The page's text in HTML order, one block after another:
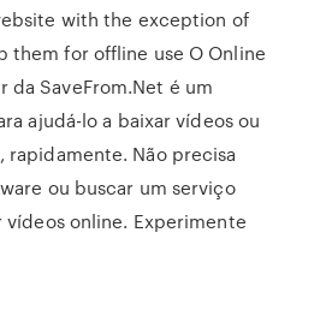
with the exception of
them for offline use O Online
da SaveFrom.Net é um
ajudá-lo a baixar vídeos ou
rapidamente. Não precisa
ou buscar um serviço
vídeos online. Experimente